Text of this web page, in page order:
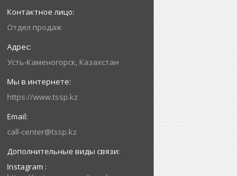
Отдел продаж
Усть-Каменогорск, Казахстан
https://www.tssp.kz
call-center@tssp.kz
Instagram